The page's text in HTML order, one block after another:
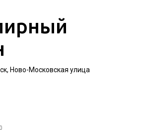
Ново-Московская улица